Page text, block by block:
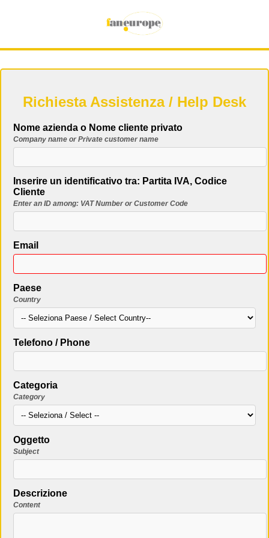
Richiesta Assistenza / Help Desk
Nome azienda o Nome cliente privato
Company name or Private customer name
Inserire un identificativo tra: Partita IVA, Codice
Cliente
Enter an ID among: VAT Number or Customer Code
Email
Paese
Country
Telefono / Phone
Categoria
Category
Oggetto
Subject
Descrizione
Content